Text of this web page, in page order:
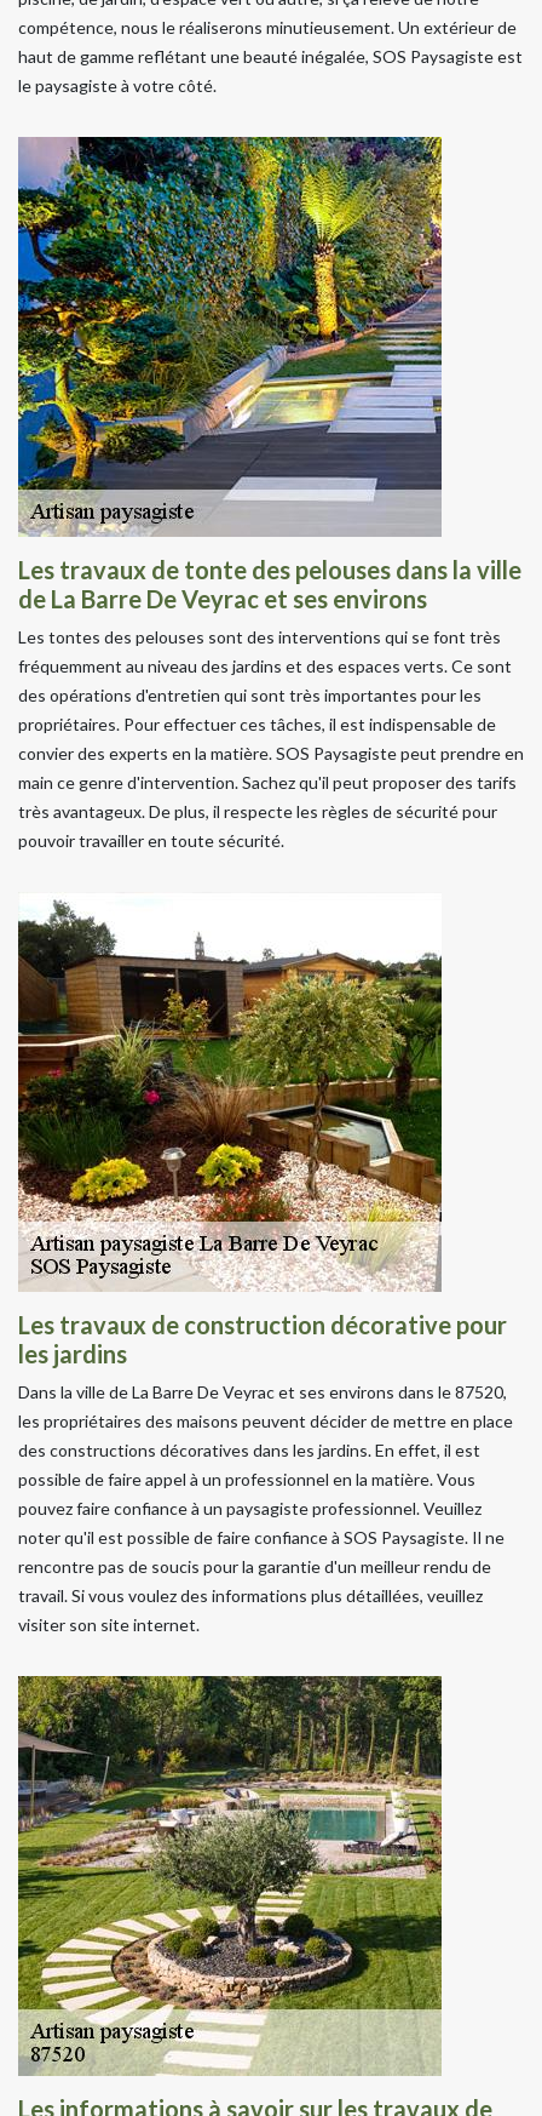
compétence, nous le réaliserons minutieusement. Un extérieur de
haut de gamme reflétant une beauté inégalée, SOS Paysagiste est
le paysagiste à votre côté.
Les travaux de tonte des pelouses dans la ville
de La Barre De Veyrac et ses environs
Les tontes des pelouses sont des interventions qui se font très
fréquemment au niveau des jardins et des espaces verts. Ce sont
des opérations d'entretien qui sont très importantes pour les
propriétaires. Pour effectuer ces tâches, il est indispensable de
convier des experts en la matière. SOS Paysagiste peut prendre en
main ce genre d'intervention. Sachez qu'il peut proposer des tarifs
très avantageux. De plus, il respecte les règles de sécurité pour
pouvoir travailler en toute sécurité.
Les travaux de construction décorative pour
les jardins
Dans la ville de La Barre De Veyrac et ses environs dans le 87520,
les propriétaires des maisons peuvent décider de mettre en place
des constructions décoratives dans les jardins. En effet, il est
possible de faire appel à un professionnel en la matière. Vous
pouvez faire confiance à un paysagiste professionnel. Veuillez
noter qu'il est possible de faire confiance à SOS Paysagiste. Il ne
rencontre pas de soucis pour la garantie d'un meilleur rendu de
travail. Si vous voulez des informations plus détaillées, veuillez
visiter son site internet.
Les informations à savoir sur les travaux de